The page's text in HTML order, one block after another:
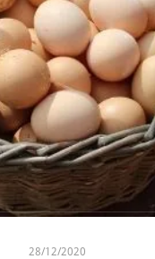
28/12/2020